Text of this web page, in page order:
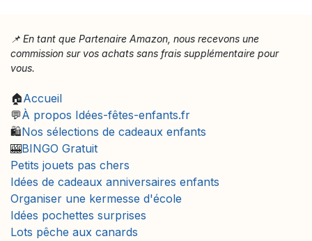
📌 En tant que Partenaire Amazon, nous recevons une
commission sur vos achats sans frais supplémentaire pour
vous.
🏠Accueil
💬À propos Idées-fêtes-enfants.fr
🛍️Nos sélections de cadeaux enfants
🎰BINGO Gratuit
Petits jouets pas chers
Idées de cadeaux anniversaires enfants
Organiser une kermesse d'école
Idées pochettes surprises
Lots pêche aux canards